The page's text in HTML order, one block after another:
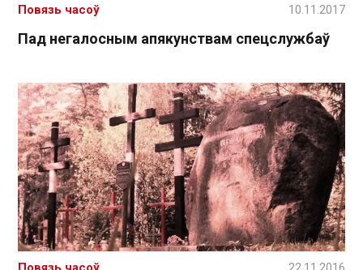
Пад негалосным апякунствам спецслужбаў
Повязь часоў 10.11.2017